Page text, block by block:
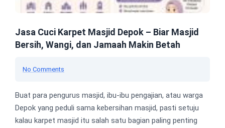
Jasa Cuci Karpet Masjid Depok – Biar Masjid
Bersih, Wangi, dan Jamaah Makin Betah
No Comments
Buat para pengurus masjid, ibu-ibu pengajian, atau warga
Depok yang peduli sama kebersihan masjid, pasti setuju
kalau karpet masjid itu salah satu bagian paling penting